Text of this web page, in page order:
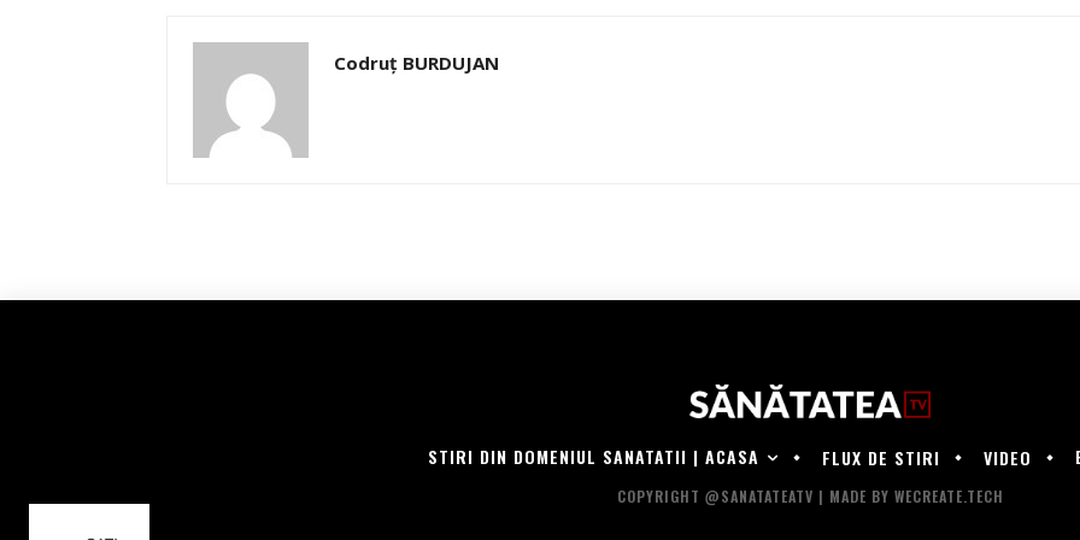
Codruț BURDUJAN
STIRI DIN DOMENIUL SANATATII | ACASA FLUX DE STIRI VIDEO
COPYRIGHT @SANATATEATV | MADE BY WECREATE.TECH